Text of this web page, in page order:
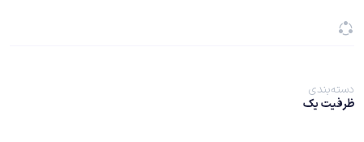
دسته‌بندی
ظرفیت یک